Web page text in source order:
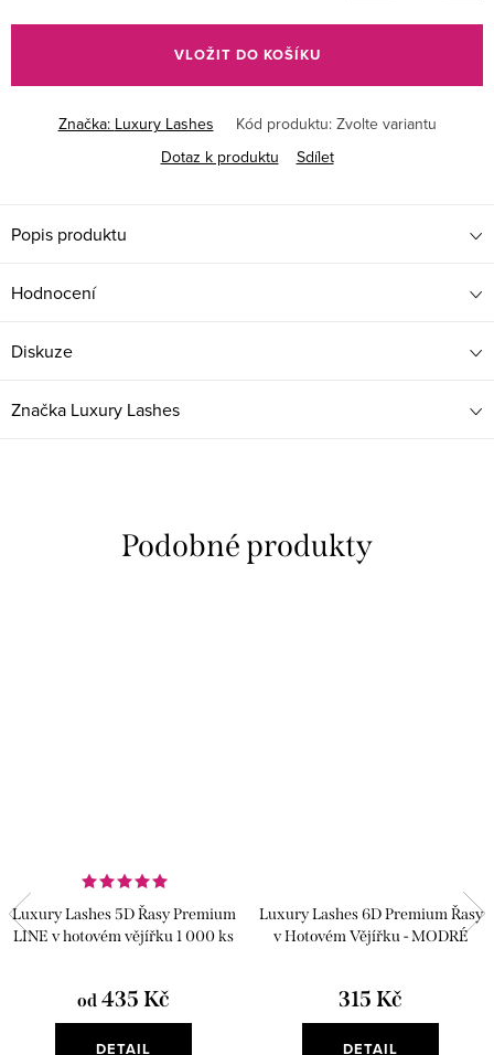
cena:
VLOŽIT DO KOŠÍKU
Značka: Luxury Lashes Kód produktu: Zvolte variantu
Dotaz k produktu
Sdílet
Popis produktu
Hodnocení
Diskuze
Značka Luxury Lashes
Luxury Lashes 5D Řasy Premium
LINE v hotovém vějířku 1 000 ks
od 435 Kč
DETAIL
Luxury Lashes 6D Premium Řasy
v Hotovém Vějířku - MODRÉ
315 Kč
DETAIL